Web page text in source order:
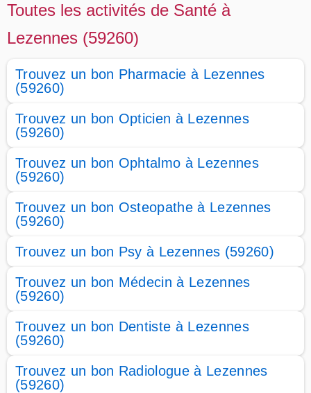
Toutes les activités de Santé à
Lezennes (59260)
Trouvez un bon Pharmacie à Lezennes
(59260)
Trouvez un bon Opticien à Lezennes
(59260)
Trouvez un bon Ophtalmo à Lezennes
(59260)
Trouvez un bon Osteopathe à Lezennes
(59260)
Trouvez un bon Psy à Lezennes (59260)
Trouvez un bon Médecin à Lezennes
(59260)
Trouvez un bon Dentiste à Lezennes
(59260)
Trouvez un bon Radiologue à Lezennes
(59260)